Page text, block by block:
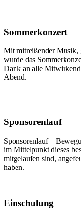
Sommerkonzert
Mit mitreißender Musik,
wurde das
Dank an alle
Abend.
Sponsorenlauf
Sponsorenlauf –
im Mittelpunkt dieses
mitgelaufen sind,
haben.
Einschulung